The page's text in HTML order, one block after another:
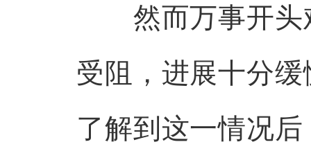
然而万事开头
受阻，进展十分
了解到这一情况